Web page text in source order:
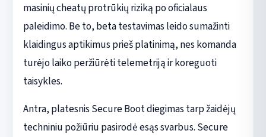
masinių cheatų protrūkių riziką po oficialaus
paleidimo. Be to, beta testavimas leido sumažinti
klaidingus aptikimus prieš platinimą, nes komanda
turėjo laiko peržiūrėti telemetriją ir koreguoti
taisykles.
Antra, platesnis Secure Boot diegimas tarp žaidėjų
techniniu požiūriu pasirodė esąs svarbus. Secure